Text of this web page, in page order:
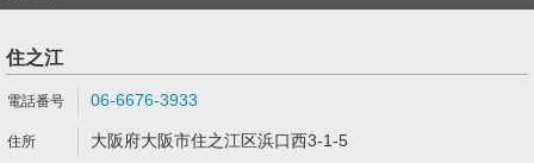
住之江
06-6676-3933
大阪府大阪市住之江区浜口西3-1-5